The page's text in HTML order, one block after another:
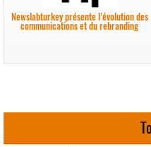
Newslabturkey présente l’évolution des
communications et du rebranding